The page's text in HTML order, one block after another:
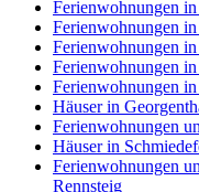
Ferienwohnungen
Ferienwohnungen
Ferienwohnungen
Ferienwohnungen
Ferienwohnungen in
Häuser in
Ferienwohnungen
Häuser in
Ferienwohnungen
Rennsteig